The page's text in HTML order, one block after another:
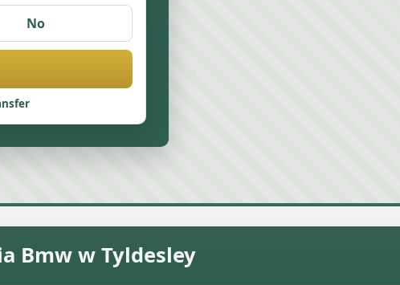
No
Bmw w Tyldesley